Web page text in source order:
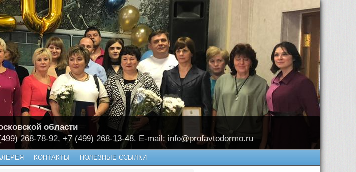
области
268-78-92, +7 (499) 268-13-48. E-mail: info@profavtodormo.ru
КОНТАКТЫ ПОЛЕЗНЫЕ ССЫЛКИ